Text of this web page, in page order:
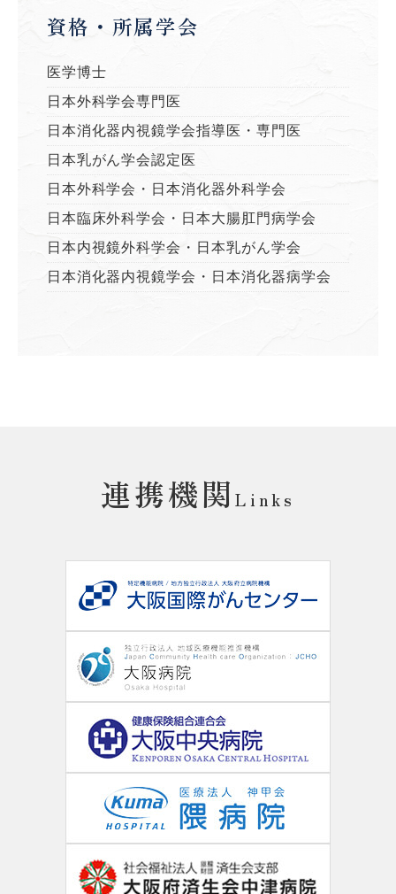
資格・所属学会
医学博士
日本外科学会専門医
日本消化器内視鏡学会指導医・専門医
日本乳がん学会認定医
日本外科学会・日本消化器外科学会
日本臨床外科学会・日本大腸肛門病学会
日本内視鏡外科学会・日本乳がん学会
日本消化器内視鏡学会・日本消化器病学会
連携機関